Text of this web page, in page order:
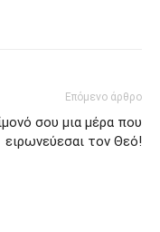
Επόμενο άρθρο
σου μια μέρα που
ειρωνεύεσαι τον Θεό!